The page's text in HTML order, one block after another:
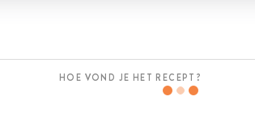
HOE VOND JE HET RECEPT?